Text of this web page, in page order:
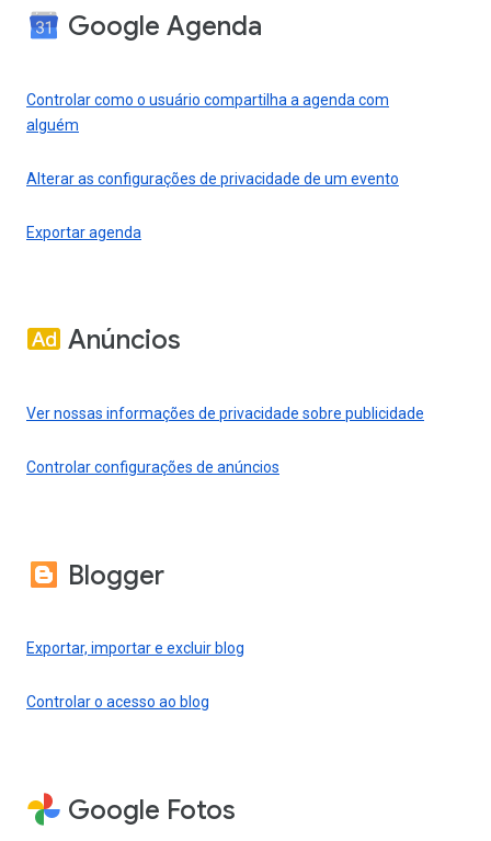
Google Agenda
Controlar como o usuário compartilha a agenda com
alguém
Alterar as configurações de privacidade de um evento
Exportar agenda
Anúncios
Ver nossas informações de privacidade sobre publicidade
Controlar configurações de anúncios
Blogger
Exportar, importar e excluir blog
Controlar o acesso ao blog
Google Fotos